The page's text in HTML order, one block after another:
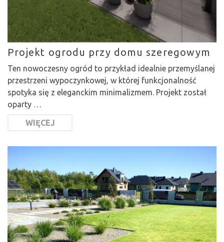
Projekt ogrodu przy domu szeregowym
Ten nowoczesny ogród to przykład idealnie przemyślanej
przestrzeni wypoczynkowej, w której funkcjonalność
spotyka się z eleganckim minimalizmem. Projekt został
oparty …
WIĘCEJ